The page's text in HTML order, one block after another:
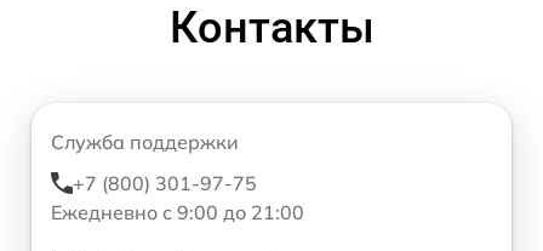
Контакты
Служба поддержки
+7 (800) 301-97-75
Ежедневно с 9:00 до 21:00